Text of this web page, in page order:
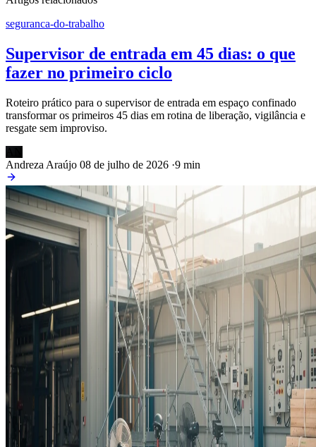
seguranca-do-trabalho
Supervisor de entrada em 45 dias: o que
fazer no primeiro ciclo
Roteiro prático para o supervisor de entrada em espaço confinado
transformar os primeiros 45 dias em rotina de liberação, vigilância e
resgate sem improviso.
Andreza Araújo 08 de julho de 2026 ·9 min